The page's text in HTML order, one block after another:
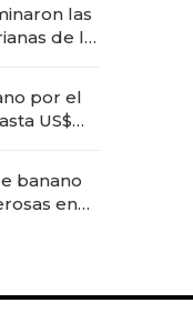
las
de la
por el
US$
banano
en